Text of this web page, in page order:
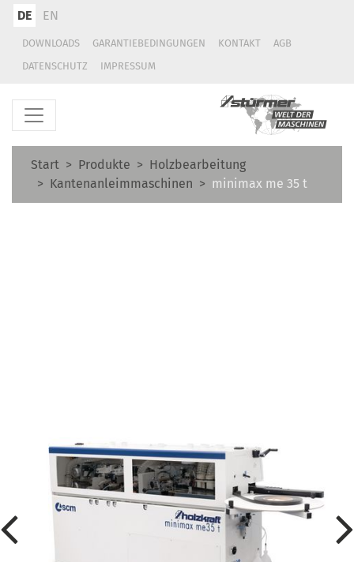
DE EN
DOWNLOADS GARANTIEBEDINGUNGEN KONTAKT
AGB
DATENSCHUTZ
IMPRESSUM
Start Produkte
Holzbearbeitung
Kantenanleimmaschinen
minimax me 35 t